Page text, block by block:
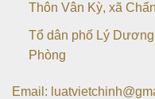
Thôn Vân Kỳ, xã
Tổ dân phố Lý
Phòng
Email: